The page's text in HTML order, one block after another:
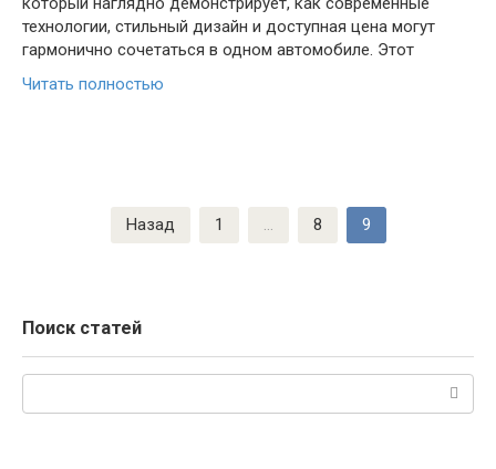
технологии, стильный дизайн и доступная цена могут
гармонично сочетаться в одном автомобиле. Этот
Читать полностью
Назад 1 … 8 9
Поиск статей